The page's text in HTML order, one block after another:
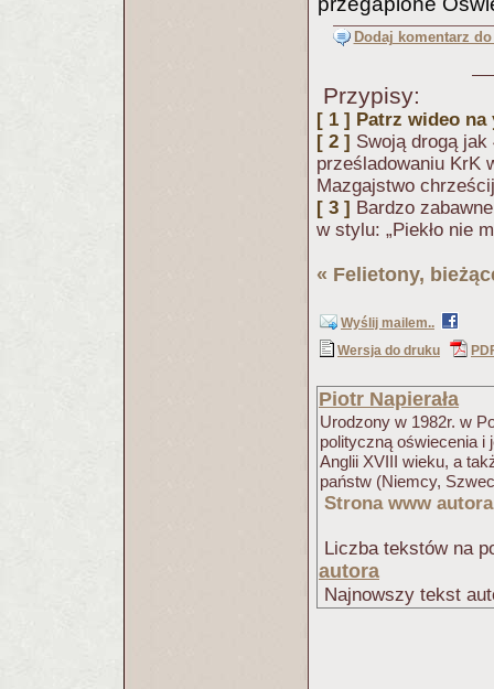
Dodaj komentarz
Przypisy:
[ 1 ] Patrz wideo na
[ 2 ] Swoją drogą
prześladowaniu KrK
Mazgajstwo
[ 3 ] Bardzo
w stylu: „Piekło nie
« Felietony,
Wyślij mailem..
Wersja do druku
Piotr Napierała
Urodzony w 1982r. w
polityczną oświecenia i
Anglii XVIII wieku, a
państw (Niemcy,
Strona www autora
Liczba tekstów na
autora
Najnowszy tekst